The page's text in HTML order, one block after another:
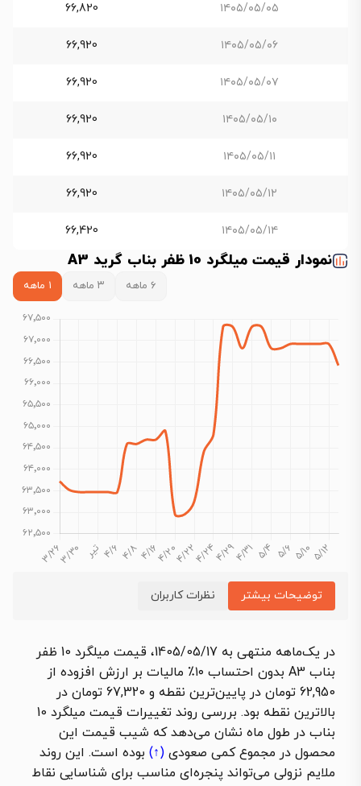
۱۴۰۵/۰۵/۰۵ 66,820
۱۴۰۵/۰۵/۰۶ 66,920
۱۴۰۵/۰۵/۰۷ 66,920
۱۴۰۵/۰۵/۱۰ 66,920
۱۴۰۵/۰۵/۱۱ 66,920
۱۴۰۵/۰۵/۱۲ 66,920
۱۴۰۵/۰۵/۱۴ 66,420
نمودار قیمت میلگرد 10 ظفر بناب گرید A3
۶ ماهه ۳ ماهه ۱ ماهه
توضیحات بیشتر نظرات کاربران
در یک‌ماهه‌ منتهی به 1405/05/17، قیمت میلگرد 10 ظفر
بناب A3 بدون احتساب ۱۰٪ مالیات بر ارزش افزوده از
62,950 تومان در پایین‌ترین نقطه و 67,320 تومان در
بالاترین نقطه بود. بررسی روند تغییرات قیمت میلگرد 10
بناب در طول ماه نشان می‌دهد که شیب قیمت این
محصول در مجموع کمی صعودی (↑) بوده است. این روند
ملایم نزولی می‌تواند پنجره‌ای مناسب برای شناسایی نقاط